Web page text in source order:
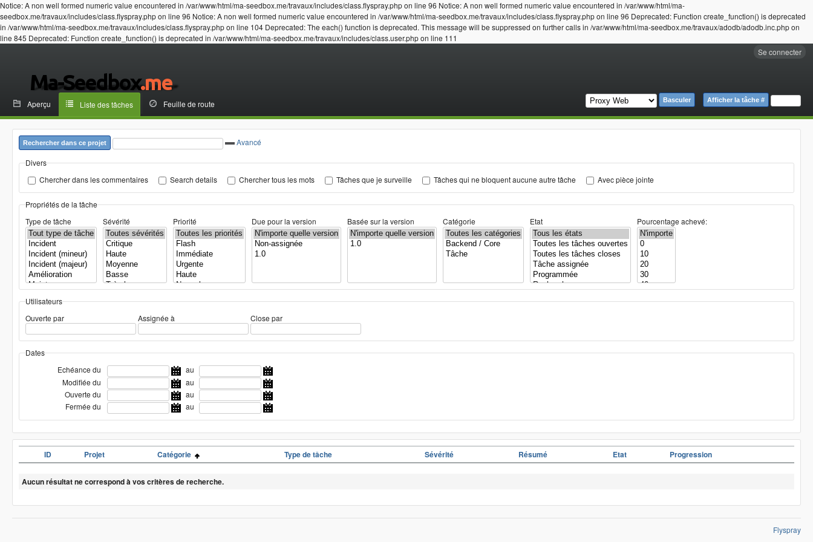
Notice: A non well formed numeric value encountered in /var/www/html/ma-seedbox.me/travaux/includes/class.flyspray.php on line 96 Notice: A non well formed numeric value encountered in /var/www/html/ma-
seedbox.me/travaux/includes/class.flyspray.php on line 96 Notice: A non well formed numeric value encountered in /var/www/html/ma-seedbox.me/travaux/includes/class.flyspray.php on line 96 Deprecated: Function create_function() is deprecated
in /var/www/html/ma-seedbox.me/travaux/includes/class.flyspray.php on line 104 Deprecated: The each() function is deprecated. This message will be suppressed on further calls in /var/www/html/ma-seedbox.me/travaux/adodb/adodb.inc.php on
line 845 Deprecated: Function create_function() is deprecated in /var/www/html/ma-seedbox.me/travaux/includes/class.user.php on line 111
Se connecter
Aperçu Liste des tâches Feuille de route Basculer Afficher la tâche #
Rechercher dans ce projet
Avancé
Divers
Chercher dans les commentaires
Search details Chercher tous les mots Tâches que je surveille Tâches qui ne bloquent aucune autre tâche Avec pièce jointe
Propriétés de la tâche
Type de tâche
Sévérité Priorité Due pour la version Basée sur la version Catégorie Etat Pourcentage achevé:
Utilisateurs
Ouverte par
Assignée à Close par
Dates
Echéance du
au
Modifiée du
au
Ouverte du
au
Fermée du
au
ID Projet Catégorie Type de tâche Sévérité Résumé Etat Progression
Aucun résultat ne correspond à vos critères de recherche.
Flyspray